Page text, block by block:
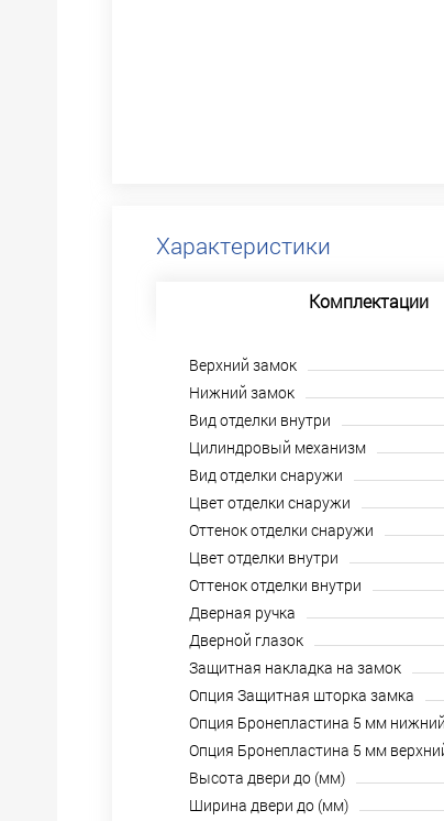
Характеристики
Комплектации
Верхний замок
Нижний замок
Вид отделки внутри
Цилиндровый механизм
Вид отделки снаружи
Цвет отделки снаружи
Оттенок отделки снаружи
Цвет отделки внутри
Оттенок отделки внутри
Дверная ручка
Дверной глазок
Защитная накладка на замок
Опция Защитная шторка замка
Опция Бронепластина 5 мм
Опция Бронепластина 5 мм
Высота двери до (мм)
Ширина двери до (мм)